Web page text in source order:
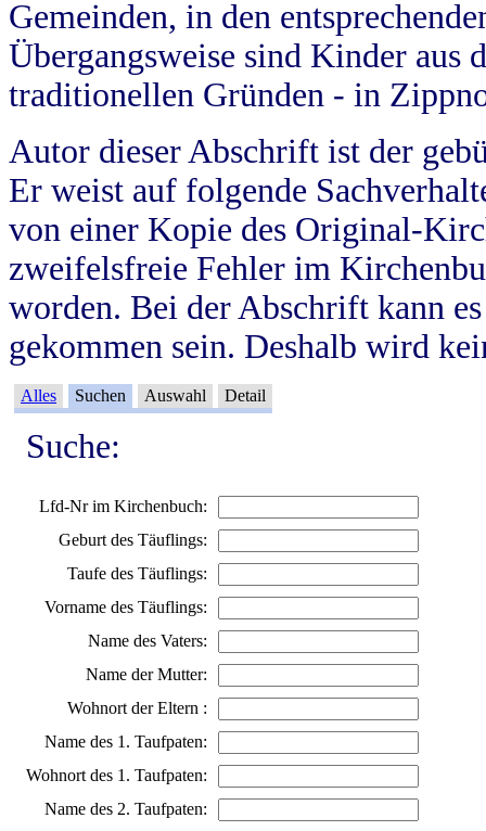
Gemeinden, in den
Übergangsweise sind Kinder aus
traditionellen Gründen - in
Autor dieser Abschrift ist der
Er weist auf folgende
von einer Kopie des Original-
zweifelsfreie Fehler im
worden. Bei der Abschrift kann
gekommen sein. Deshalb wird
Alles Suchen Auswahl Detail
Suche:
Lfd-Nr im Kirchenbuch:
Geburt des Täuflings:
Taufe des Täuflings:
Vorname des Täuflings:
Name des Vaters:
Name der Mutter:
Wohnort der Eltern :
Name des 1. Taufpaten:
Wohnort des 1. Taufpaten:
Name des 2. Taufpaten: